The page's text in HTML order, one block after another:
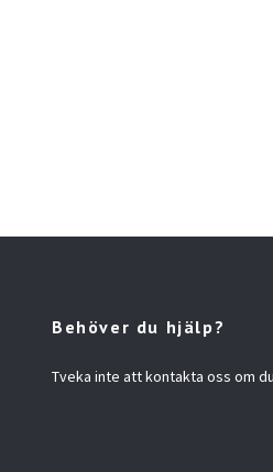
Behöver du hjälp?
Tveka inte att kontakta oss om